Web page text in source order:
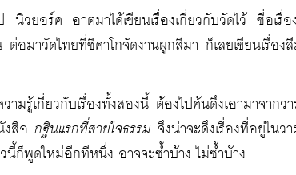
นิวยอร์ค อาตมาได้เขียนเรื่องเกี่ยวกับวัดไว้ ชื่อเรื่
ต่อมาวัดไทยที่ชิคาโกจัดงานผูกสีมา ก็เลยเขียนเรื่อ
มรู้เกี่ยวกับเรื่องทั้งสองนี้ ต้องไปค้นดึงเอามาจากว
งสือ กฐินแรกที่สายใจธรรม จึงน่าจะดึงเรื่องที่อยู่ในว
นี้ก็พูดใหม่อีกทีหนึ่ง อาจจะซ้ำบ้าง ไม่ซ้ำบ้าง